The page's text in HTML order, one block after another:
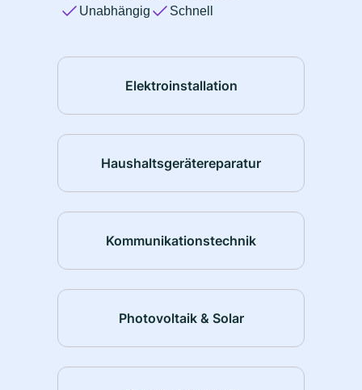
Unabhängig
Schnell
Elektroinstallation
Haushaltsgerätereparatur
Kommunikationstechnik
Photovoltaik & Solar